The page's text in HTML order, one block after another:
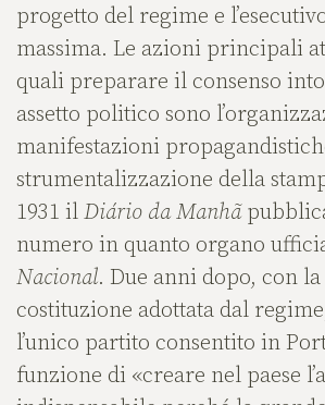
progetto del regime e
massima. Le azioni principali
quali preparare il consenso
assetto politico sono
manifestazioni
strumentalizzazione della
1931 il Diário da Manhã
numero in quanto organo
Nacional. Due anni dopo, con
costituzione adottata dal
l’unico partito consentito in
funzione di «creare nel paese